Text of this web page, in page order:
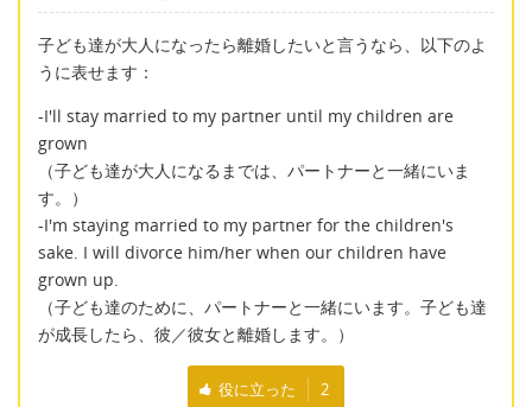
子ども達が大人になったら離婚したいと言うなら、以下のよ
うに表せます：
-I'll stay married to my partner until my children are
grown
（子ども達が大人になるまでは、パートナーと一緒にいま
す。）
-I'm staying married to my partner for the children's
sake. I will divorce him/her when our children have
grown up.
（子ども達のために、パートナーと一緒にいます。子ども達
が成長したら、彼／彼女と離婚します。）
役に立った 2